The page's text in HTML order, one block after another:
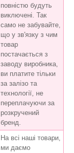
повністю будуть
виключені. Так
само не забувайте,
що у зв'язку з чим
товар
постачається з
заводу виробника,
ви платите тільки
за залізо та
технології, не
переплачуючи за
розкручений
бренд.
На всі наші товари,
ми даємо